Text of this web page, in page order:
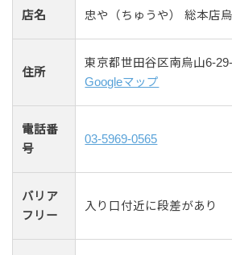
店名 忠や（ちゅうや） 総本店
住所
東京都世田谷区南烏山6-
Googleマップ
電話番
号
03-5969-0565
バリア
フリー
入り口付近に段差があり